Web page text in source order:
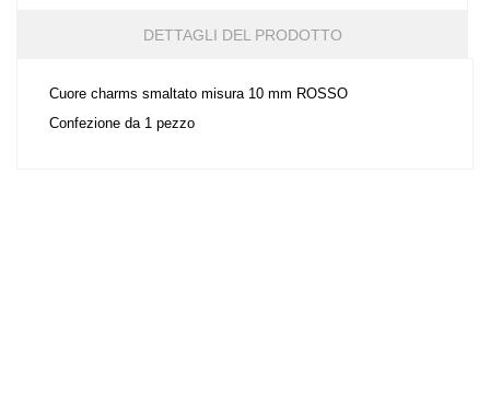
DETTAGLI DEL PRODOTTO
Cuore charms smaltato misura 10 mm ROSSO
Confezione da 1 pezzo